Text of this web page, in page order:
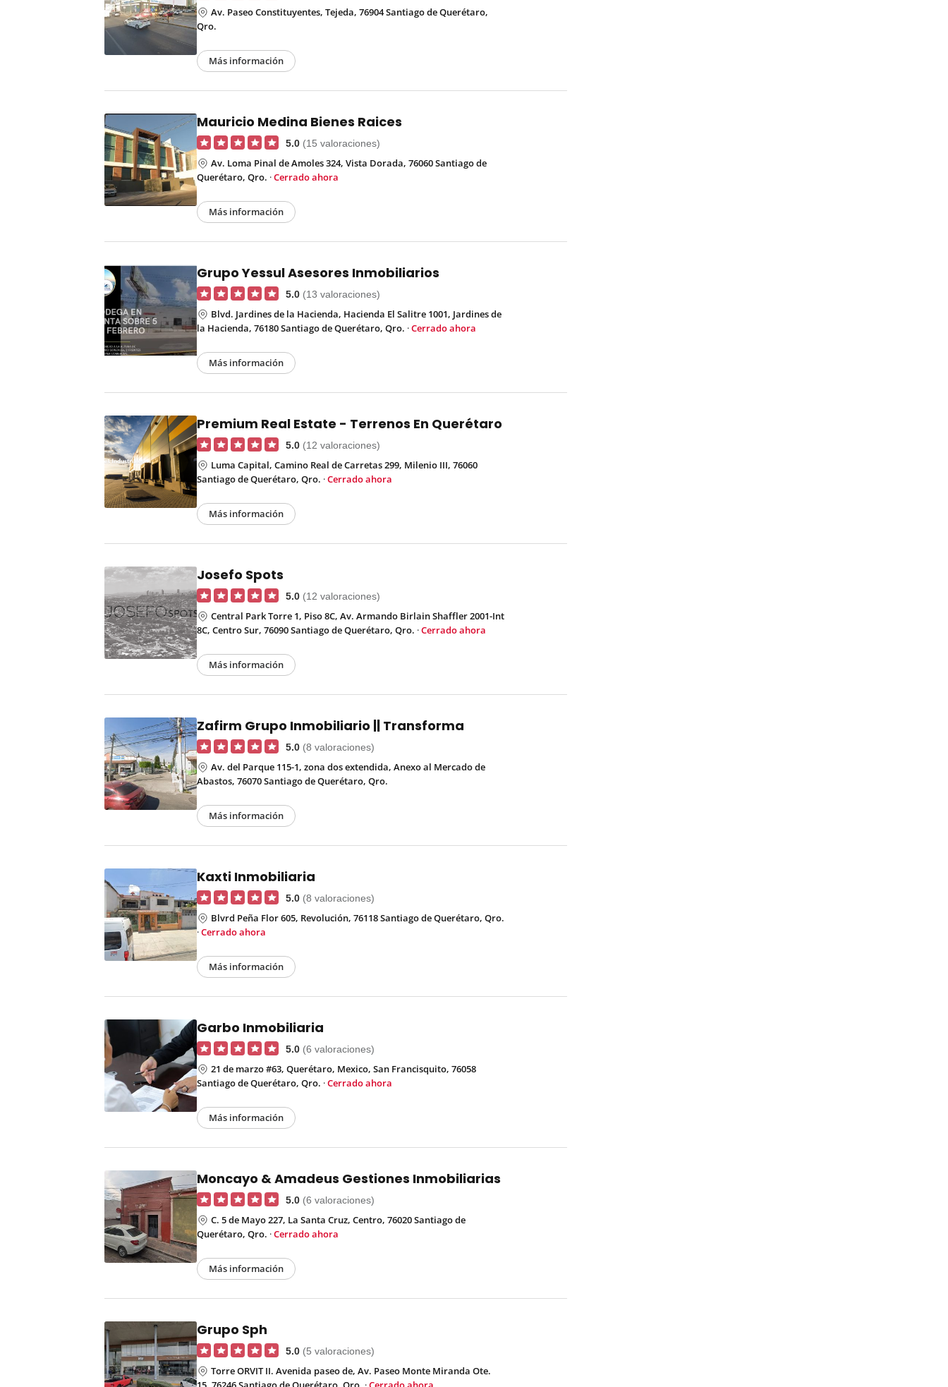
Av. Paseo Constituyentes, Tejeda, 76904 Santiago de Querétaro,
Qro.
Más información
Mauricio Medina Bienes Raices
5.0 (15 valoraciones)
Av. Loma Pinal de Amoles 324, Vista Dorada, 76060 Santiago de
Querétaro, Qro. ·Cerrado ahora
Más información
Grupo Yessul Asesores Inmobiliarios
5.0 (13 valoraciones)
Blvd. Jardines de la Hacienda, Hacienda El Salitre 1001, Jardines de
la Hacienda, 76180 Santiago de Querétaro, Qro. ·Cerrado ahora
Más información
Premium Real Estate - Terrenos En Querétaro
5.0 (12 valoraciones)
Luma Capital, Camino Real de Carretas 299, Milenio III, 76060
Santiago de Querétaro, Qro. ·Cerrado ahora
Más información
Josefo Spots
5.0 (12 valoraciones)
Central Park Torre 1, Piso 8C, Av. Armando Birlain Shaffler 2001-Int
8C, Centro Sur, 76090 Santiago de Querétaro, Qro. ·Cerrado ahora
Más información
Zafirm Grupo Inmobiliario || Transforma
5.0 (8 valoraciones)
Av. del Parque 115-1, zona dos extendida, Anexo al Mercado de
Abastos, 76070 Santiago de Querétaro, Qro.
Más información
Kaxti Inmobiliaria
5.0 (8 valoraciones)
Blvrd Peña Flor 605, Revolución, 76118 Santiago de Querétaro, Qro.
·Cerrado ahora
Más información
Garbo Inmobiliaria
5.0 (6 valoraciones)
21 de marzo #63, Querétaro, Mexico, San Francisquito, 76058
Santiago de Querétaro, Qro. ·Cerrado ahora
Más información
Moncayo & Amadeus Gestiones Inmobiliarias
5.0 (6 valoraciones)
C. 5 de Mayo 227, La Santa Cruz, Centro, 76020 Santiago de
Querétaro, Qro. ·Cerrado ahora
Más información
Grupo Sph
5.0 (5 valoraciones)
Torre ORVIT II. Avenida paseo de, Av. Paseo Monte Miranda Ote.